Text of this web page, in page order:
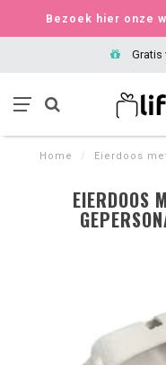
Bezoek hier onze
Gratis
Home /
Eierdoos
EIERDOOS